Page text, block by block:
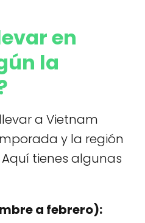
en
la
a Vietnam
y la región
tienes algunas
a febrero):